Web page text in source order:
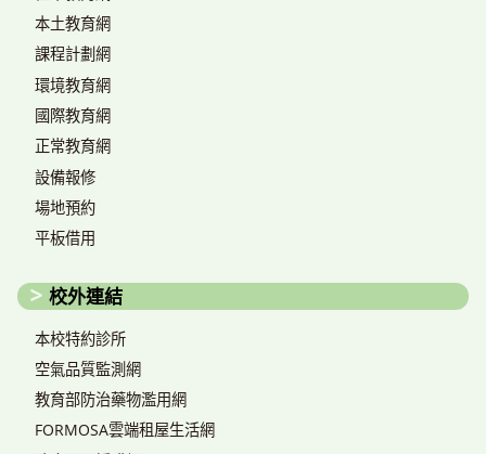
本土教育網
課程計劃網
環境教育網
國際教育網
正常教育網
設備報修
場地預約
平板借用
校外連結
本校特約診所
空氣品質監測網
教育部防治藥物濫用網
FORMOSA雲端租屋生活網